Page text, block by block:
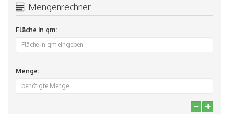
Mengenrechner
Fläche in qm:
Menge: